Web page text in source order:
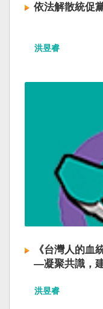
依法解散統促
洪昱睿
《台灣人的血
—凝聚共識，
洪昱睿